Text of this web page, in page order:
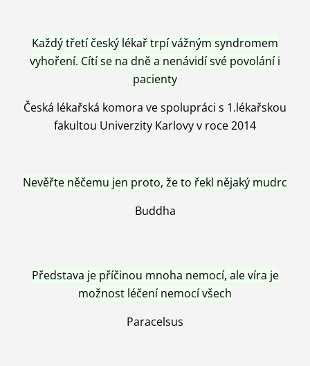
Každý třetí český lékař trpí vážným syndromem
vyhoření. Cítí se na dně a nenávidí své povolání i
pacienty
Česká lékařská komora ve spolupráci s 1.lékařskou
fakultou Univerzity Karlovy v roce 2014
Nevěřte něčemu jen proto, že to řekl nějaký mudrc
Buddha
Představa je příčinou mnoha nemocí, ale víra je
možnost léčení nemocí všech
Paracelsus